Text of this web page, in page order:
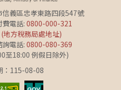
義區忠孝東路四段547號
電話: 0800-000-321
(地方稅務局處地址)
電話: 0800-080-369
至18:00 例假日除外)
：115-08-08